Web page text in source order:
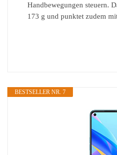
Handbewegungen steuern.
173 g und punktet zudem
BESTSELLER NR. 7